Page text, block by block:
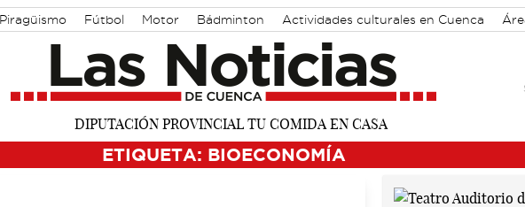
Piragüismo Fútbol Motor Bádminton Actividades culturales en Cuenca
ETIQUETA: BIOECONOMÍA